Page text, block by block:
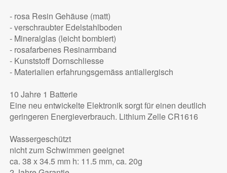
- rosa Resin Gehäuse (matt)
- verschraubter Edelstahlboden
- Mineralglas (leicht bombiert)
- rosafarbenes Resinarmband
- Kunststoff Dornschliesse
- Materialien erfahrungsgemäss antiallergisch
10 Jahre 1 Batterie
Eine neu entwickelte Elektronik sorgt für einen deutlich
geringeren Energieverbrauch. Lithium Zelle CR1616
Wassergeschützt
nicht zum Schwimmen geeignet
ca. 38 x 34.5 mm h: 11.5 mm, ca. 20g